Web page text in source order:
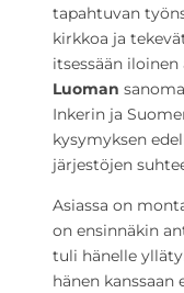
tapahtuvan
kirkkoa ja
itsessään
Luoman
Inkerin ja
kysymyksen
järjestöjen
Asiassa on
on ensinnäkin
tuli hänelle
hänen kanssaan